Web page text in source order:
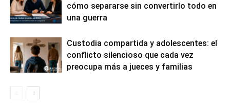
cómo separarse sin convertirlo todo en
una guerra
Custodia compartida y adolescentes: el
conflicto silencioso que cada vez
preocupa más a jueces y familias